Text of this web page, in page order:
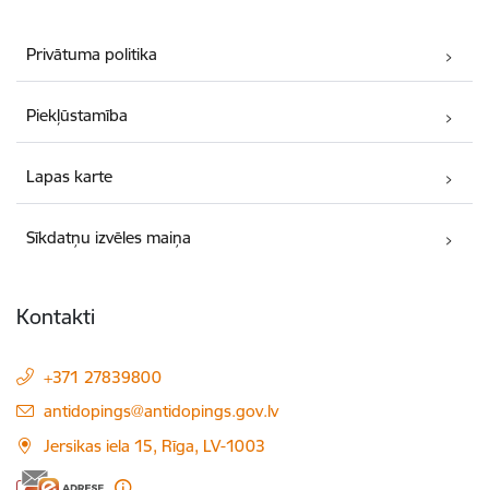
Privātuma politika
Piekļūstamība
Lapas karte
Sīkdatņu izvēles maiņa
Kontakti
+371 27839800
E-pasts:
antidopings@antidopings.gov.lv
Jersikas iela 15, Rīga, LV-1003